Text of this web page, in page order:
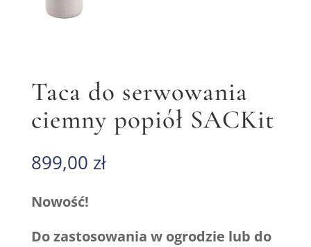
Taca do serwowania
ciemny popiół SACKit
899,00 zł
Nowość!
Do zastosowania w ogrodzie lub do